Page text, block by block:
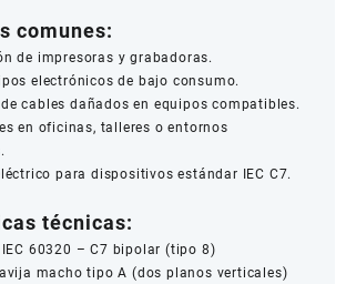
comunes:
de impresoras y grabadoras.
electrónicos de bajo consumo.
de cables dañados en equipos compatibles.
en oficinas, talleres o entornos
para dispositivos estándar IEC C7.
técnicas:
IEC 60320 – C7 bipolar (tipo 8)
macho tipo A (dos planos verticales)